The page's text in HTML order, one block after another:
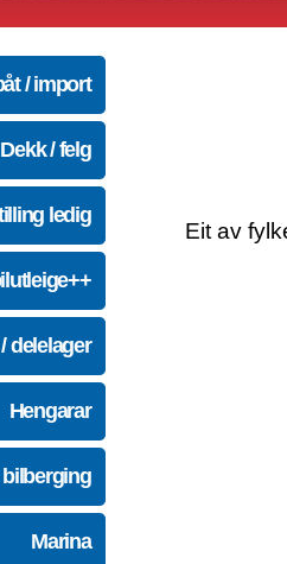
/ import
Dekk / felg
ledig
delelager
Hengarar
Marina
Eit av